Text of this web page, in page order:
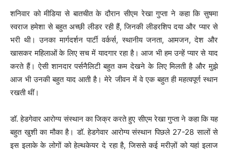
शनिवार को मीडिया से बातचीत के दौरान सीएम रेखा गुप्ता ने कहा कि सुषमा
स्वराज हमेशा से बहुत अच्छी लीडर रही हैं, जिनकी लीडरशिप दया और प्यार से
भरी थी। उनका मार्गदर्शन पार्टी वर्कर्स, स्थानीय जनता, आमजन, देश और
खासकर महिलाओं के लिए सच में यादगार रहा है। आज भी हम उन्हें प्यार से याद
करते हैं। ऐसी शानदार पर्सनैलिटी बहुत कम देखने के लिए मिलती है और मुझे
आज भी उनकी बहुत याद आती है। मेरे जीवन में वे एक बहुत ही महत्वपूर्ण स्थान
रखती थीं।
डॉ. हेडगेवार आरोग्य संस्थान का जिक्र करते हुए सीएम रेखा गुप्ता ने कहा कि यह
बहुत खुशी का मौका है। डॉ. हेडगेवार आरोग्य संस्थान पिछले 27-28 सालों से
इस इलाके के लोगों को हेल्थकेयर दे रहा है, जिससे कई मरीज़ों को यहां इलाज